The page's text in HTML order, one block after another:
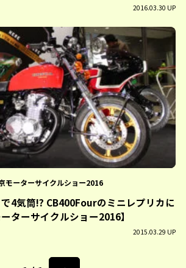
2016.03.30 UP
モーターサイクルショー2016
4気筒!? CB400Fourのミニレプリカに
ターサイクルショー2016】
2015.03.29 UP